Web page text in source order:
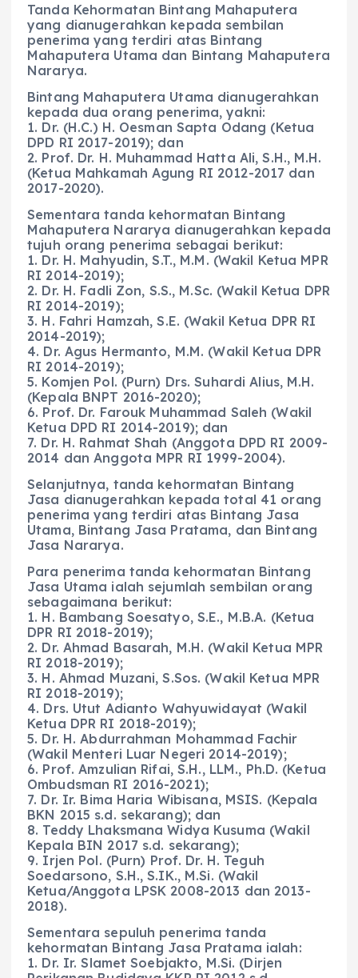
Tanda Kehormatan Bintang Mahaputera
yang dianugerahkan kepada sembilan
penerima yang terdiri atas Bintang
Mahaputera Utama dan Bintang Mahaputera
Nararya.
Bintang Mahaputera Utama dianugerahkan
kepada dua orang penerima, yakni:
1. Dr. (H.C.) H. Oesman Sapta Odang (Ketua
DPD RI 2017-2019); dan
2. Prof. Dr. H. Muhammad Hatta Ali, S.H., M.H.
(Ketua Mahkamah Agung RI 2012-2017 dan
2017-2020).
Sementara tanda kehormatan Bintang
Mahaputera Nararya dianugerahkan kepada
tujuh orang penerima sebagai berikut:
1. Dr. H. Mahyudin, S.T., M.M. (Wakil Ketua MPR
RI 2014-2019);
2. Dr. H. Fadli Zon, S.S., M.Sc. (Wakil Ketua DPR
RI 2014-2019);
3. H. Fahri Hamzah, S.E. (Wakil Ketua DPR RI
2014-2019);
4. Dr. Agus Hermanto, M.M. (Wakil Ketua DPR
RI 2014-2019);
5. Komjen Pol. (Purn) Drs. Suhardi Alius, M.H.
(Kepala BNPT 2016-2020);
6. Prof. Dr. Farouk Muhammad Saleh (Wakil
Ketua DPD RI 2014-2019); dan
7. Dr. H. Rahmat Shah (Anggota DPD RI 2009-
2014 dan Anggota MPR RI 1999-2004).
Selanjutnya, tanda kehormatan Bintang
Jasa dianugerahkan kepada total 41 orang
penerima yang terdiri atas Bintang Jasa
Utama, Bintang Jasa Pratama, dan Bintang
Jasa Nararya.
Para penerima tanda kehormatan Bintang
Jasa Utama ialah sejumlah sembilan orang
sebagaimana berikut:
1. H. Bambang Soesatyo, S.E., M.B.A. (Ketua
DPR RI 2018-2019);
2. Dr. Ahmad Basarah, M.H. (Wakil Ketua MPR
RI 2018-2019);
3. H. Ahmad Muzani, S.Sos. (Wakil Ketua MPR
RI 2018-2019);
4. Drs. Utut Adianto Wahyuwidayat (Wakil
Ketua DPR RI 2018-2019);
5. Dr. H. Abdurrahman Mohammad Fachir
(Wakil Menteri Luar Negeri 2014-2019);
6. Prof. Amzulian Rifai, S.H., LLM., Ph.D. (Ketua
Ombudsman RI 2016-2021);
7. Dr. Ir. Bima Haria Wibisana, MSIS. (Kepala
BKN 2015 s.d. sekarang); dan
8. Teddy Lhaksmana Widya Kusuma (Wakil
Kepala BIN 2017 s.d. sekarang);
9. Irjen Pol. (Purn) Prof. Dr. H. Teguh
Soedarsono, S.H., S.IK., M.Si. (Wakil
Ketua/Anggota LPSK 2008-2013 dan 2013-
2018).
Sementara sepuluh penerima tanda
kehormatan Bintang Jasa Pratama ialah:
1. Dr. Ir. Slamet Soebjakto, M.Si. (Dirjen